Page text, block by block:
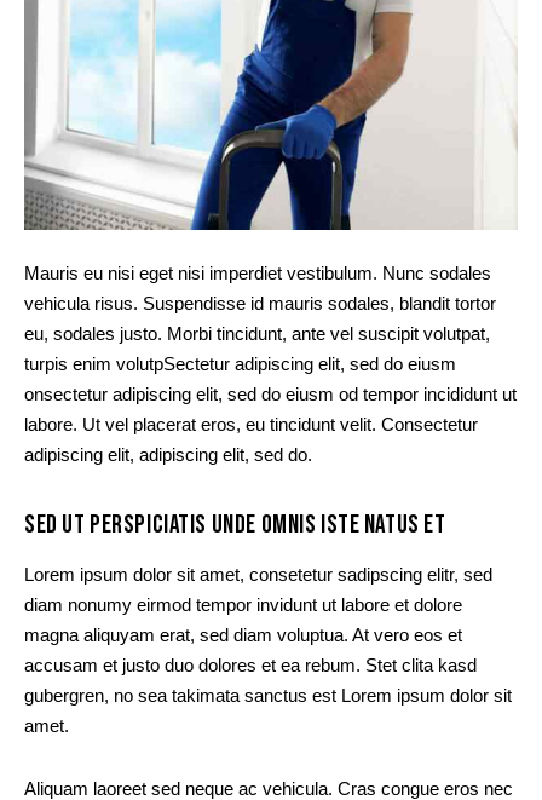
Mauris eu nisi eget nisi imperdiet vestibulum. Nunc sodales
vehicula risus. Suspendisse id mauris sodales, blandit tortor
eu, sodales justo. Morbi tincidunt, ante vel suscipit volutpat,
turpis enim volutpSectetur adipiscing elit, sed do eiusm
onsectetur adipiscing elit, sed do eiusm od tempor incididunt ut
labore. Ut vel placerat eros, eu tincidunt velit. Consectetur
adipiscing elit, adipiscing elit, sed do.
SED UT PERSPICIATIS UNDE OMNIS ISTE NATUS ET
Lorem ipsum dolor sit amet, consetetur sadipscing elitr, sed
diam nonumy eirmod tempor invidunt ut labore et dolore
magna aliquyam erat, sed diam voluptua. At vero eos et
accusam et justo duo dolores et ea rebum. Stet clita kasd
gubergren, no sea takimata sanctus est Lorem ipsum dolor sit
amet.
Aliquam laoreet sed neque ac vehicula. Cras congue eros nec